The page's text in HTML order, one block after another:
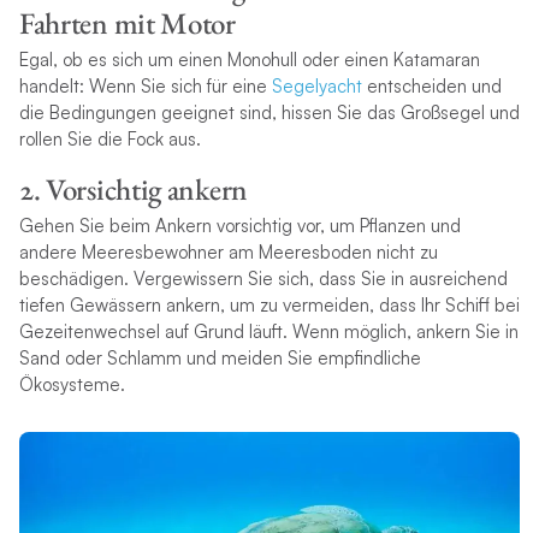
Fahrten mit Motor
Egal, ob es sich um einen Monohull oder einen Katamaran
handelt: Wenn Sie sich für eine Segelyachtentscheiden und
die Bedingungen geeignet sind, hissen Sie das Großsegel und
rollen Sie die Fock aus.
2. Vorsichtig ankern
Gehen Sie beim Ankern vorsichtig vor, um Pflanzen und
andere Meeresbewohner am Meeresboden nicht zu
beschädigen. Vergewissern Sie sich, dass Sie in ausreichend
tiefen Gewässern ankern, um zu vermeiden, dass Ihr Schiff bei
Gezeitenwechsel auf Grund läuft. Wenn möglich, ankern Sie in
Sand oder Schlamm und meiden Sie empfindliche
Ökosysteme.